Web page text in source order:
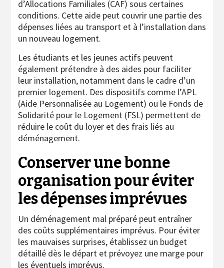
d’Allocations Familiales (CAF) sous certaines
conditions. Cette aide peut couvrir une partie des
dépenses liées au transport et à l’installation dans
un nouveau logement.
Les étudiants et les jeunes actifs peuvent
également prétendre à des aides pour faciliter
leur installation, notamment dans le cadre d’un
premier logement. Des dispositifs comme l’APL
(Aide Personnalisée au Logement) ou le Fonds de
Solidarité pour le Logement (FSL) permettent de
réduire le coût du loyer et des frais liés au
déménagement.
Conserver une bonne
organisation pour éviter
les dépenses imprévues
Un déménagement mal préparé peut entraîner
des coûts supplémentaires imprévus. Pour éviter
les mauvaises surprises, établissez un budget
détaillé dès le départ et prévoyez une marge pour
les éventuels imprévus.